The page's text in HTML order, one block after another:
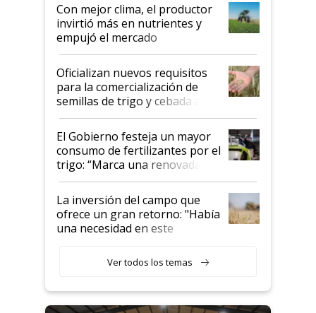
Con mejor clima, el productor
invirtió más en nutrientes y
empujó el mercado
Oficializan nuevos requisitos
para la comercialización de
semillas de trigo y cebada a
granel
El Gobierno festeja un mayor
consumo de fertilizantes por el
trigo: “Marca una renovada
confianza de los productores”
La inversión del campo que
ofrece un gran retorno: "Había
una necesidad en este
Ver todos los temas